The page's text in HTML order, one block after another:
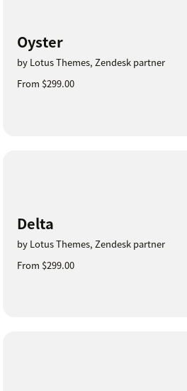
Oyster
by Lotus Themes, Zendesk partner
From $299.00
Delta
by Lotus Themes, Zendesk partner
From $299.00